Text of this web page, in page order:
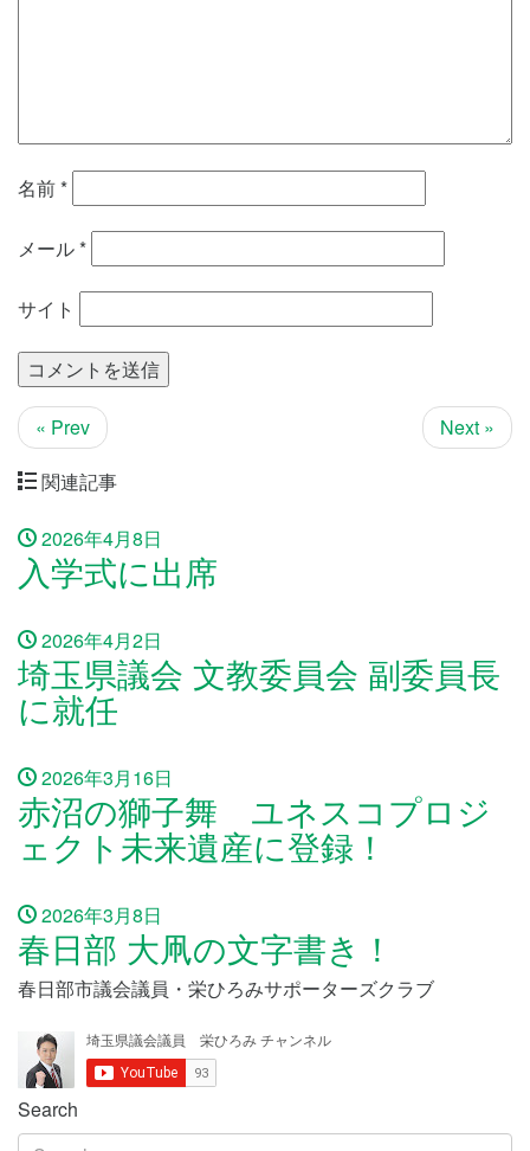
名前*
メール*
サイト
« Prev
Next »
関連記事
2026年4月8日
入学式に出席
2026年4月2日
埼玉県議会 文教委員会 副委員長
に就任
2026年3月16日
赤沼の獅子舞 ユネスコプロジ
ェクト未来遺産に登録！
2026年3月8日
春日部 大凧の文字書き！
春日部市議会議員・栄ひろみサポーターズクラブ
Search